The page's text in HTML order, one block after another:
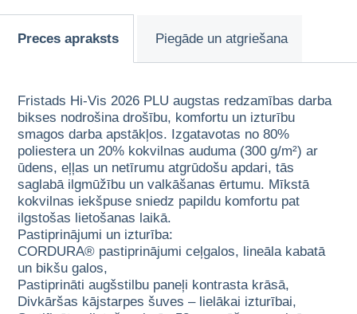
Preces apraksts Piegāde un atgriešana
Fristads Hi-Vis 2026 PLU augstas redzamības darba
bikses nodrošina drošību, komfortu un izturību
smagos darba apstākļos. Izgatavotas no 80%
poliestera un 20% kokvilnas auduma (300 g/m²) ar
ūdens, eļļas un netīrumu atgrūdošu apdari, tās
saglabā ilgmūžību un valkāšanas ērtumu. Mīkstā
kokvilnas iekšpuse sniedz papildu komfortu pat
ilgstošas lietošanas laikā.
Pastiprinājumi un izturība:
CORDURA® pastiprinājumi ceļgalos, lineāla kabatā
un bikšu galos,
Pastiprināti augšstilbu paneļi kontrasta krāsā,
Divkāršas kājstarpes šuves – lielākai izturībai,